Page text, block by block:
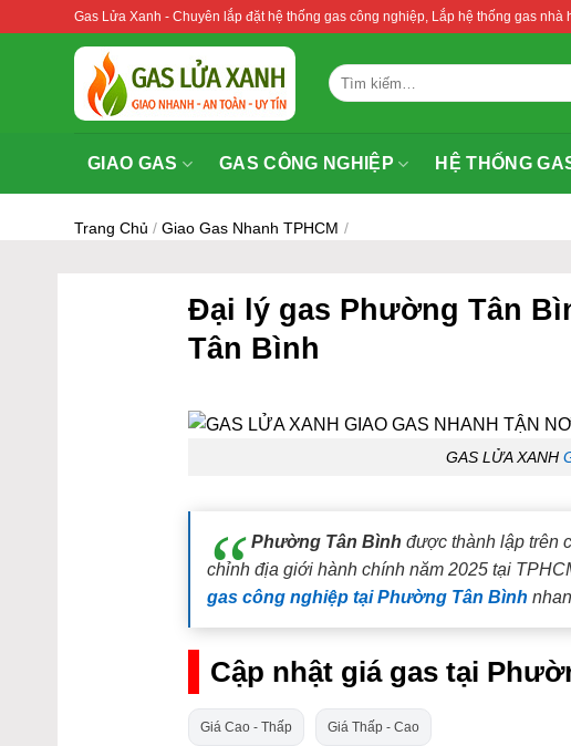
Gas Lửa Xanh - Chuyên lắp đặt hệ thống gas công nghiệp, Lắp hệ thống gas nhà
Tìm
kiếm:
GIAO GAS GAS CÔNG NGHIỆP HỆ THỐNG
Trang Chủ / Giao Gas Nhanh TPHCM /
Đại lý gas Phường Tân
Tân Bình
GAS LỬA XANH
Phường Tân Bình được thành lập trên
chỉnh địa giới hành chính năm 2025 tại
gas công nghiệp tại Phường Tân Bình
Cập nhật giá gas tại
Giá Cao - Thấp Giá Thấp - Cao